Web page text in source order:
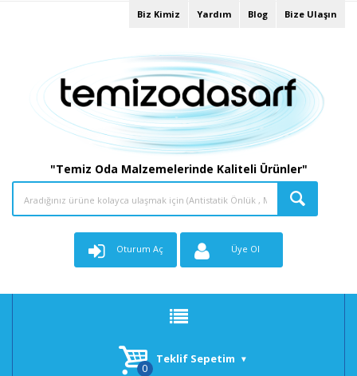
Biz Kimiz Yardım Blog Bize Ulaşın
"Temiz Oda Malzemelerinde Kaliteli Ürünler"
Oturum Aç Üye Ol
Teklif Sepetim